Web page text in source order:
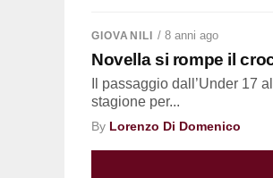
GIOVANILI / 8 anni ago
Novella si rompe il
Il passaggio dall’Under 17
stagione per...
By Lorenzo Di Domenico